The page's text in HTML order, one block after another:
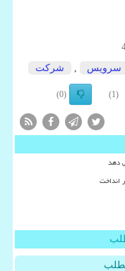
سرویس شركت
(1)
(0)
دهد
انداخت